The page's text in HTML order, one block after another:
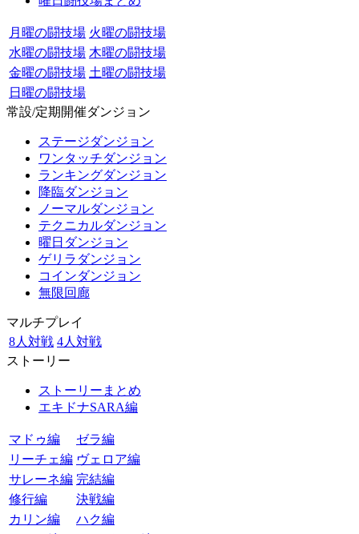
月曜の闘技場 火曜の闘技場
水曜の闘技場 木曜の闘技場
金曜の闘技場 土曜の闘技場
日曜の闘技場
常設/定期開催ダンジョン
ステージダンジョン
ワンタッチダンジョン
ランキングダンジョン
降臨ダンジョン
ノーマルダンジョン
テクニカルダンジョン
曜日ダンジョン
ゲリラダンジョン
コインダンジョン
無限回廊
マルチプレイ
8人対戦 4人対戦
ストーリー
ストーリーまとめ
エキドナSARA編
マドゥ編
ゼラ編
リーチェ編 ヴェロア編
サレーネ編 完結編
修行編
決戦編
カリン編
ハク編